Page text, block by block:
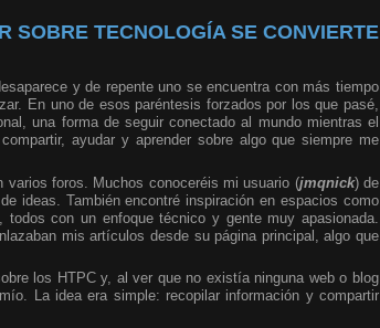
SOBRE TECNOLOGÍA SE CONVIERTE
y de repente uno se encuentra con más tiempo
En uno de esos paréntesis forzados por los que pasé,
una forma de seguir conectado al mundo mientras el
ayudar y aprender sobre algo que siempre me
varios foros. Muchos conoceréis mi usuario (jmqnick) de
ideas. También encontré inspiración en espacios como
todos con un enfoque técnico y gente muy apasionada.
mis artículos desde su página principal, algo que
los HTPC y, al ver que no existía ninguna web o blog
La idea era simple: recopilar información y compartir